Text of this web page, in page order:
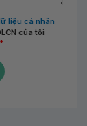
liệu cá nhân
của tôi
*